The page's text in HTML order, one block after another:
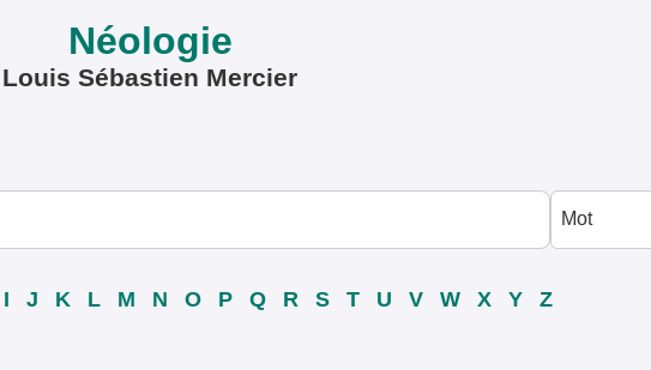
Néologie
Louis Sébastien Mercier
I J K L M N O P Q R S T U V W X Y Z